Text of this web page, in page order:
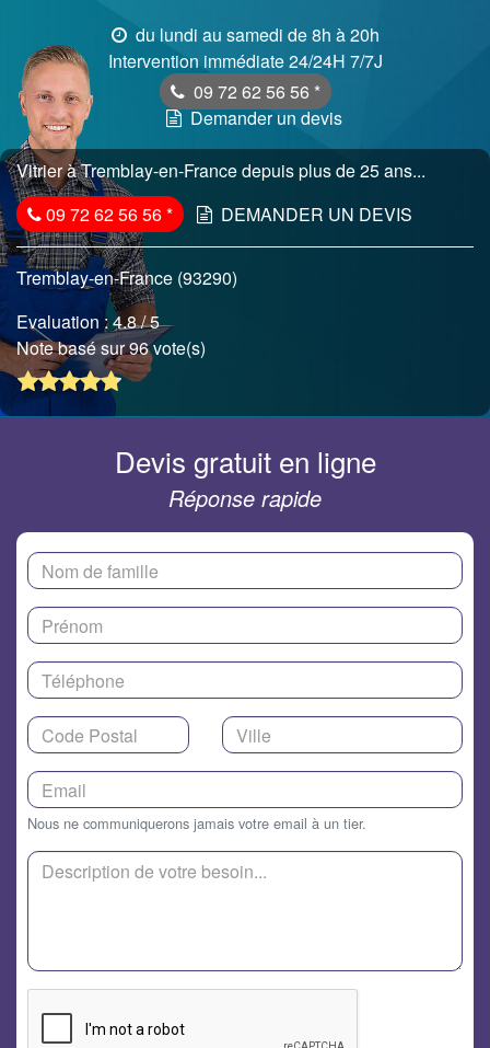
du lundi au samedi de 8h à 20h
Intervention immédiate 24/24H 7/7J
09 72 62 56 56 *
Demander un devis
Vitrier à Tremblay-en-France depuis plus de 25 ans...
09 72 62 56 56* DEMANDER UN DEVIS
Tremblay-en-France (93290)
Evaluation :4.8/ 5
Note basé sur 96 vote(s)
Devis gratuit en ligne
Réponse rapide
Nous ne communiquerons jamais votre email à un tier.